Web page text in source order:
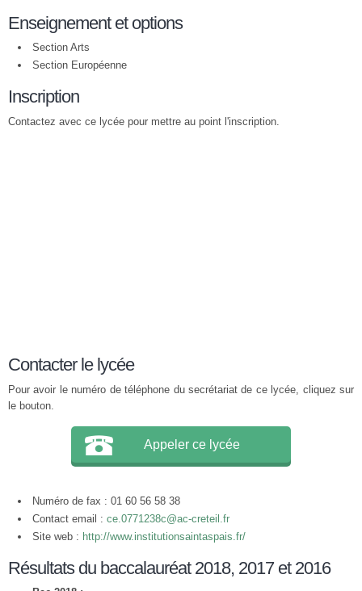
Enseignement et options
Section Arts
Section Européenne
Inscription
Contactez avec ce lycée pour mettre au point l'inscription.
Contacter le lycée
Pour avoir le numéro de téléphone du secrétariat de ce lycée, cliquez sur
le bouton.
Appeler ce lycée
Numéro de fax : 01 60 56 58 38
Contact email : ce.0771238c@ac-creteil.fr
Site web : http://www.institutionsaintaspais.fr/
Résultats du baccalauréat 2018, 2017 et 2016